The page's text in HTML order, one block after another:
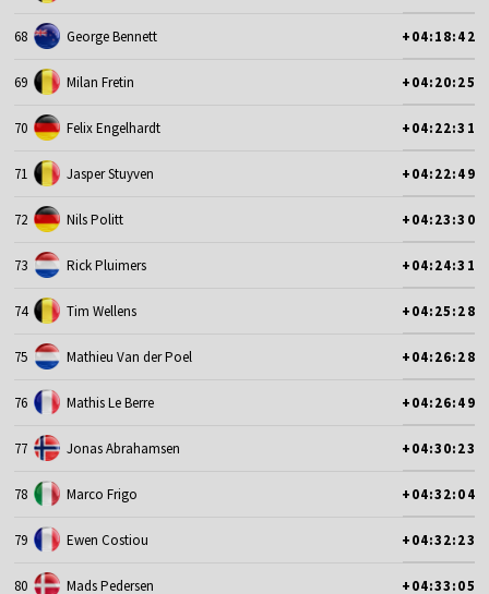
68 George Bennett +04:18:42
69 Milan Fretin +04:20:25
70 Felix Engelhardt +04:22:31
71 Jasper Stuyven +04:22:49
72 Nils Politt +04:23:30
73 Rick Pluimers +04:24:31
74 Tim Wellens +04:25:28
75 Mathieu Van der Poel +04:26:28
76 Mathis Le Berre +04:26:49
77 Jonas Abrahamsen +04:30:23
78 Marco Frigo +04:32:04
79 Ewen Costiou +04:32:23
80 Mads Pedersen +04:33:05